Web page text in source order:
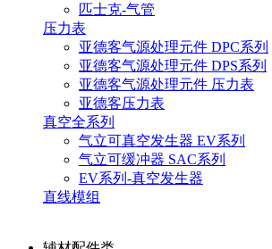
匹士克-气管
压力表
亚德客气源处理元件 DPC系列
亚德客气源处理元件 DPS系列
亚德客气源处理元件 压力表
亚德客压力表
真空全系列
气立可真空发生器 EV系列
气立可缓冲器 SAC系列
EV系列-真空发生器
直线模组